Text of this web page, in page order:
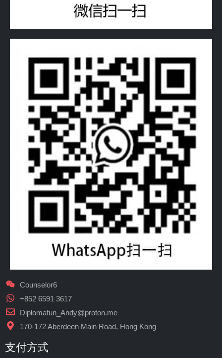
Counselor6
+852 6591 3617
Diplomafun_Andy@proton.me
170-172 Aberdeen Main Road, Hong Kong
支付方式